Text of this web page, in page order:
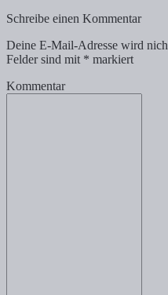
Schreibe einen Kommentar
Deine E-Mail-Adresse wird
Felder sind mit * markiert
Kommentar